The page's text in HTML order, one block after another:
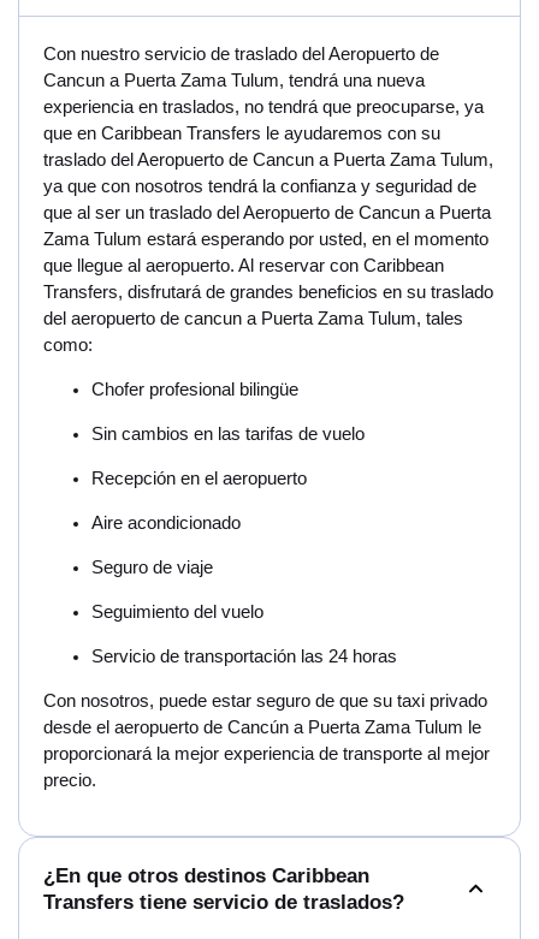
Con nuestro servicio de traslado del Aeropuerto de
Cancun a Puerta Zama Tulum, tendrá una nueva
experiencia en traslados, no tendrá que preocuparse, ya
que en Caribbean Transfers le ayudaremos con su
traslado del Aeropuerto de Cancun a Puerta Zama Tulum,
ya que con nosotros tendrá la confianza y seguridad de
que al ser un traslado del Aeropuerto de Cancun a Puerta
Zama Tulum estará esperando por usted, en el momento
que llegue al aeropuerto. Al reservar con Caribbean
Transfers, disfrutará de grandes beneficios en su traslado
del aeropuerto de cancun a Puerta Zama Tulum, tales
como:
Chofer profesional bilingüe
Sin cambios en las tarifas de vuelo
Recepción en el aeropuerto
Aire acondicionado
Seguro de viaje
Seguimiento del vuelo
Servicio de transportación las 24 horas
Con nosotros, puede estar seguro de que su taxi privado
desde el aeropuerto de Cancún a Puerta Zama Tulum le
proporcionará la mejor experiencia de transporte al mejor
precio.
¿En que otros destinos Caribbean
Transfers tiene servicio de traslados?